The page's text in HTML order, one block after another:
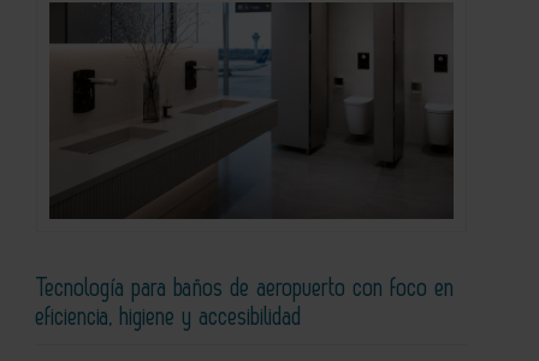
Tecnología para baños de aeropuerto con foco en
eficiencia, higiene y accesibilidad